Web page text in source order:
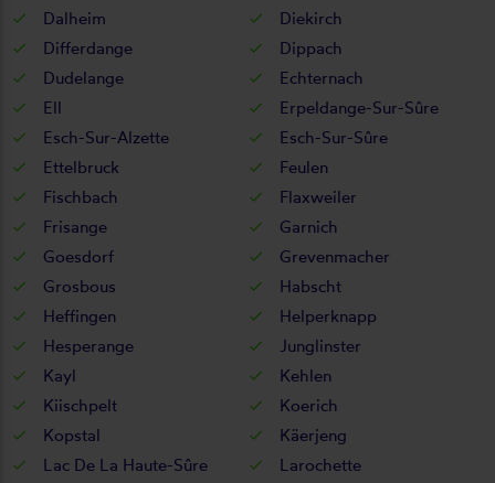
Dalheim
Diekirch
Differdange
Dippach
Dudelange
Echternach
Ell
Erpeldange-Sur-Sûre
Esch-Sur-Alzette
Esch-Sur-Sûre
Ettelbruck
Feulen
Fischbach
Flaxweiler
Frisange
Garnich
Goesdorf
Grevenmacher
Grosbous
Habscht
Heffingen
Helperknapp
Hesperange
Junglinster
Kayl
Kehlen
Kiischpelt
Koerich
Kopstal
Käerjeng
Lac De La Haute-Sûre
Larochette